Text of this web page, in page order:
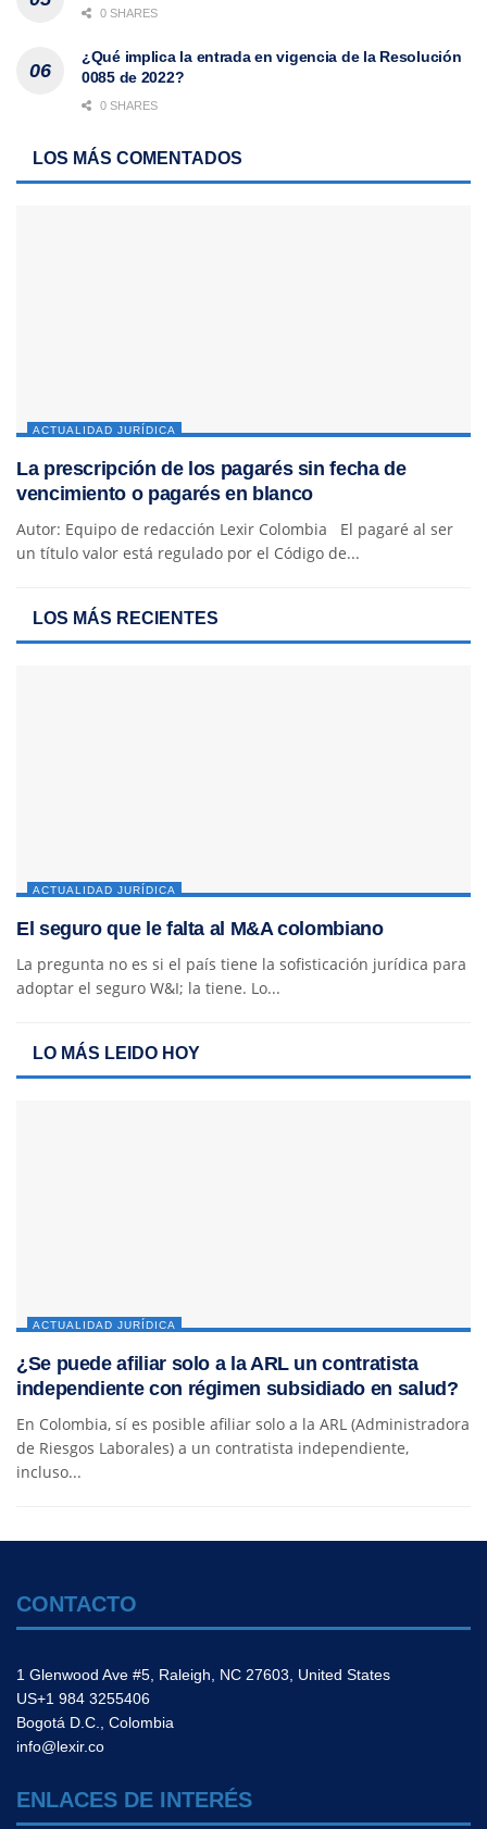
0 SHARES
¿Qué implica la entrada en vigencia de la Resolución
0085 de 2022?
0 SHARES
LOS MÁS COMENTADOS
ACTUALIDAD JURÍDICA
La prescripción de los pagarés sin fecha de
vencimiento o pagarés en blanco
Autor: Equipo de redacción Lexir Colombia El pagaré al ser
un título valor está regulado por el Código de...
LOS MÁS RECIENTES
ACTUALIDAD JURÍDICA
El seguro que le falta al M&A colombiano
La pregunta no es si el país tiene la sofisticación jurídica para
adoptar el seguro W&I; la tiene. Lo...
LO MÁS LEIDO HOY
ACTUALIDAD JURÍDICA
¿Se puede afiliar solo a la ARL un contratista
independiente con régimen subsidiado en salud?
En Colombia, sí es posible afiliar solo a la ARL (Administradora
de Riesgos Laborales) a un contratista independiente,
incluso...
CONTACTO
1 Glenwood Ave #5, Raleigh, NC 27603, United States
US+1 984 3255406
Bogotá D.C., Colombia
info@lexir.co
ENLACES DE INTERÉS